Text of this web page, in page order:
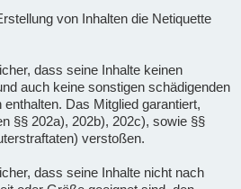
von Inhalten die Netiquette
dass seine Inhalte keinen
auch keine sonstigen schädigenden
Das Mitglied garantiert,
§§ 202a), 202b), 202c), sowie §§
verstoßen.
dass seine Inhalte nicht nach